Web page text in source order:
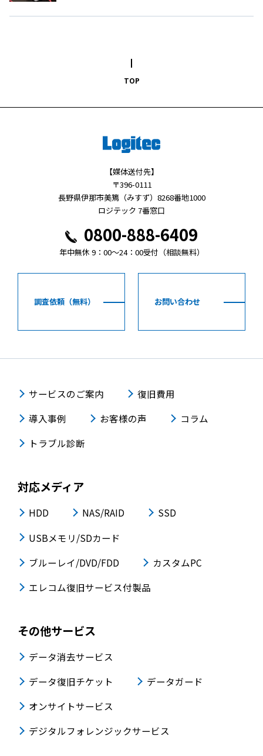
TOP
【媒体送付先】
〒396-0111
長野県伊那市美篶（みすず）8268番地1000
ロジテック 7番窓口
0800-888-6409
年中無休 9：00～24：00受付（相談無料）
調査依頼（無料） お問い合わせ
サービスのご案内
復旧費用
導入事例
お客様の声
コラム
トラブル診断
対応メディア
HDD NAS/RAID
SSD
USBメモリ/SDカード
ブルーレイ/DVD/FDD
カスタムPC
エレコム復旧サービス付製品
その他サービス
データ消去サービス
データ復旧チケット
データガード
オンサイトサービス
デジタルフォレンジックサービス